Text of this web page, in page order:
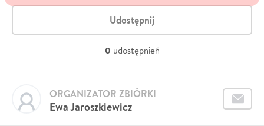
Udostępnij
0 udostępnień
Ewa Jaroszkiewicz
ORGANIZATOR ZBIÓRKI